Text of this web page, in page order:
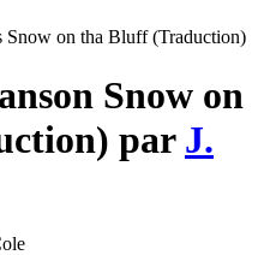
Snow on tha Bluff (Traduction)
Snow on
par J.